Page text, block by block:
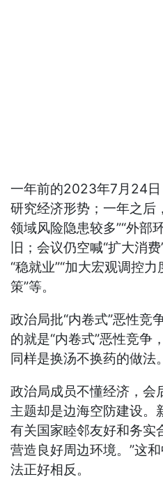
一年前的2023年7月24
研究经济形势；一年之后
领域风险隐患较多”“外部
旧；会议仍空喊“扩大消
“稳就业”“加大宏观调控
策”等。
政治局批“内卷式”恶性竞
的就是“内卷式”恶性竞争
同样是换汤不换药的做法。
政治局成员不懂经济，会
主题却是边海空防建设。
有关国家睦邻友好和务实
营造良好周边环境。”这
法正好相反。